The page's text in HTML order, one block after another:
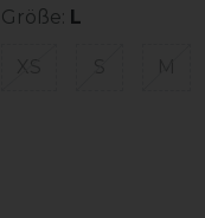
Größe: L